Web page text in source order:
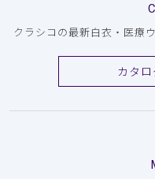
クラシコの最新白衣・医療
カタ